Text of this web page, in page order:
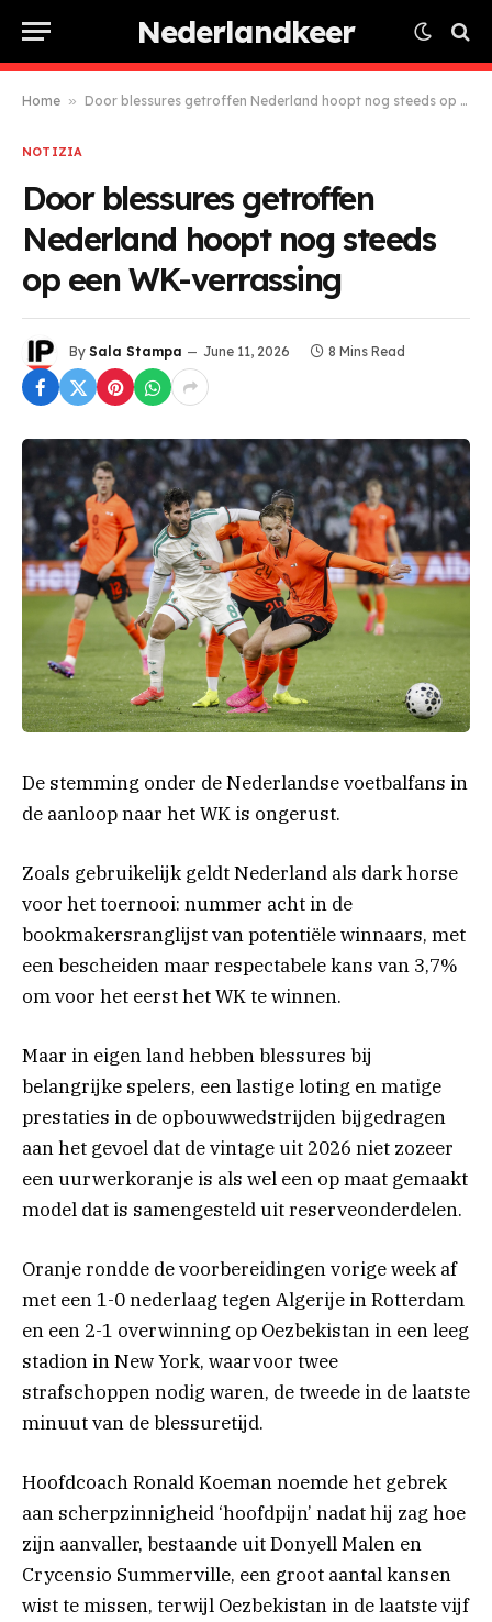
Nederlandkeer
Home » Door blessures getroffen Nederland hoopt nog steeds op een WK-verrassing
NOTIZIA
Door blessures getroffen
Nederland hoopt nog steeds
op een WK-verrassing
By Sala Stampa June 11, 2026 8 Mins Read
De stemming onder de Nederlandse voetbalfans in
de aanloop naar het WK is ongerust.
Zoals gebruikelijk geldt Nederland als dark horse
voor het toernooi: nummer acht in de
bookmakersranglijst van potentiële winnaars, met
een bescheiden maar respectabele kans van 3,7%
om voor het eerst het WK te winnen.
Maar in eigen land hebben blessures bij
belangrijke spelers, een lastige loting en matige
prestaties in de opbouwwedstrijden bijgedragen
aan het gevoel dat de vintage uit 2026 niet zozeer
een uurwerkoranje is als wel een op maat gemaakt
model dat is samengesteld uit reserveonderdelen.
Oranje rondde de voorbereidingen vorige week af
met een 1-0 nederlaag tegen Algerije in Rotterdam
en een 2-1 overwinning op Oezbekistan in een leeg
stadion in New York, waarvoor twee
strafschoppen nodig waren, de tweede in de laatste
minuut van de blessuretijd.
Hoofdcoach Ronald Koeman noemde het gebrek
aan scherpzinnigheid ‘hoofdpijn’ nadat hij zag hoe
zijn aanvaller, bestaande uit Donyell Malen en
Crycensio Summerville, een groot aantal kansen
wist te missen, terwijl Oezbekistan in de laatste vijf